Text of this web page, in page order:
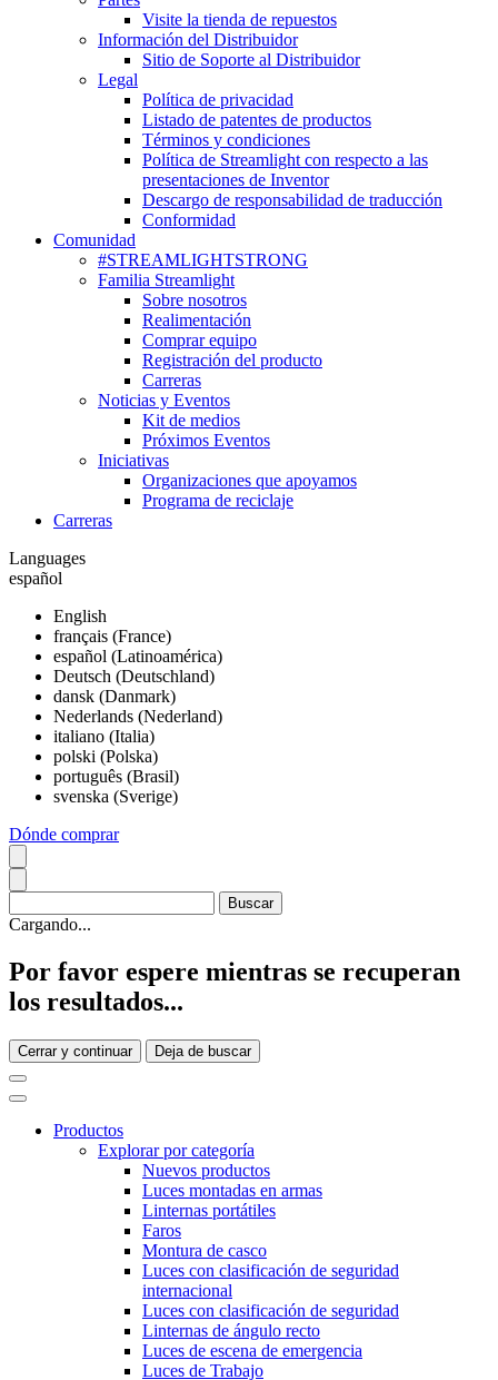
Visite la tienda de repuestos
Información del Distribuidor
Sitio de Soporte al Distribuidor
Legal
Política de privacidad
Listado de patentes de productos
Términos y condiciones
Política de Streamlight con respecto a las
presentaciones de Inventor
Descargo de responsabilidad de traducción
Conformidad
Comunidad
#STREAMLIGHTSTRONG
Familia Streamlight
Sobre nosotros
Realimentación
Comprar equipo
Registración del producto
Carreras
Noticias y Eventos
Kit de medios
Próximos Eventos
Iniciativas
Organizaciones que apoyamos
Programa de reciclaje
Carreras
Languages
español
English
français (France)
español (Latinoamérica)
Deutsch (Deutschland)
dansk (Danmark)
Nederlands (Nederland)
italiano (Italia)
polski (Polska)
português (Brasil)
svenska (Sverige)
Dónde comprar
Cargando...
Por favor espere mientras se recuperan
los resultados...
Cerrar y continuar Deja de buscar
Productos
Explorar por categoría
Nuevos productos
Luces montadas en armas
Linternas portátiles
Faros
Montura de casco
Luces con clasificación de seguridad
internacional
Luces con clasificación de seguridad
Linternas de ángulo recto
Luces de escena de emergencia
Luces de Trabajo